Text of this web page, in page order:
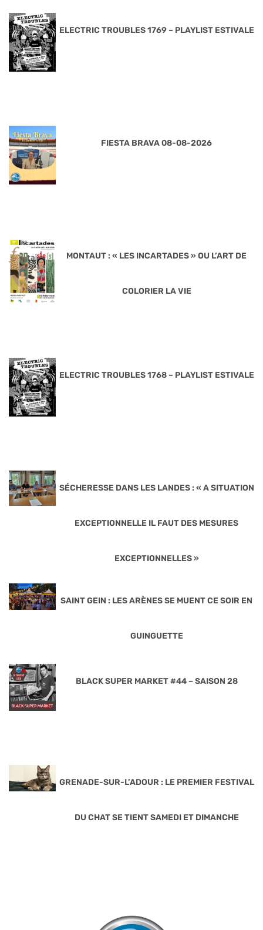
ELECTRIC TROUBLES 1769 – PLAYLIST ESTIVALE
FIESTA BRAVA 08-08-2026
MONTAUT : « LES INCARTADES » OU L’ART DE
COLORIER LA VIE
ELECTRIC TROUBLES 1768 – PLAYLIST ESTIVALE
SÉCHERESSE DANS LES LANDES : « A SITUATION
EXCEPTIONNELLE IL FAUT DES MESURES
EXCEPTIONNELLES »
SAINT GEIN : LES ARÈNES SE MUENT CE SOIR EN
GUINGUETTE
BLACK SUPER MARKET #44 – SAISON 28
GRENADE-SUR-L’ADOUR : LE PREMIER FESTIVAL
DU CHAT SE TIENT SAMEDI ET DIMANCHE